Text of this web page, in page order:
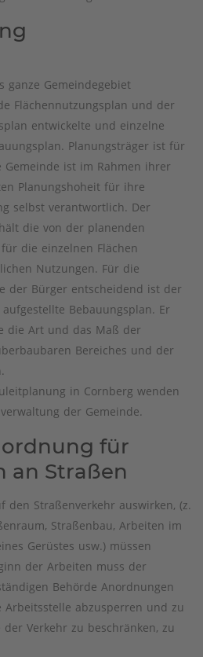
ganze Gemeindegebiet
Flächennutzungsplan und der
entwickelte und einzelne
Planungsträger ist für
Gemeinde ist im Rahmen ihrer
Planungshoheit für ihre
selbst verantwortlich. Der
die von der planenden
die einzelnen Flächen
Nutzungen. Für die
der Bürger entscheidend ist der
Bebauungsplan. Er
die Art und das Maß der
Bereiches und der
in Cornberg wenden
der Gemeinde.
für
an Straßen
den Straßenverkehr auswirken, (z.
Straßenbau, Arbeiten im
Gerüstes usw.) müssen
der Arbeiten muss der
Behörde Anordnungen
abzusperren und zu
Verkehr zu beschränken, zu